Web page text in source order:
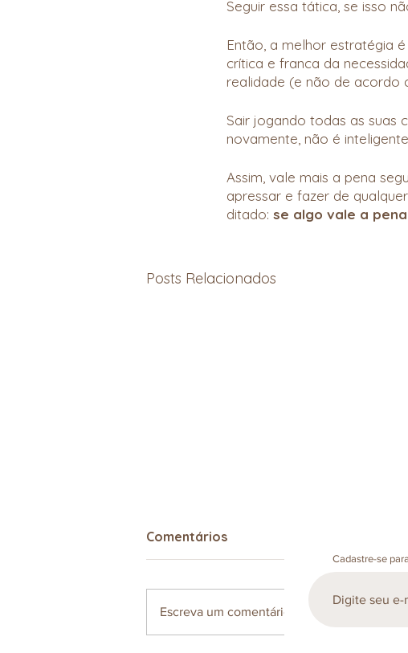
Seguir essa tática, se isso
Então, a melhor estratégia
crítica e franca da
realidade (e não de acordo
Sair jogando todas as suas
novamente, não é
Assim, vale mais a pena
apressar e fazer de
ditado: se algo vale a
Posts Relacionados
Se você não tem tempo
sabe: o tempo passa rapidinho
se a gente não prestar atenção
nele! Enquanto estamos muito
Comentários
Escreva um comentário
Cadastre-se